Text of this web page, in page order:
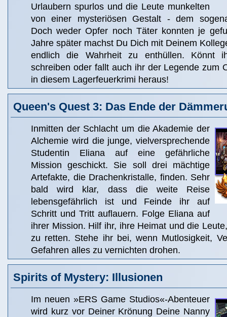
Urlaubern spurlos und die Leute munkelten
von einer mysteriösen Gestalt - dem
Doch weder Opfer noch Täter konnten je
Jahre später machst Du Dich mit Deinem
endlich die Wahrheit zu enthüllen. Könnt
schreiben oder fallt auch ihr der Legende zum
in diesem Lagerfeuerkrimi heraus!
Queen's Quest 3: Das Ende der
Inmitten der Schlacht um die Akademie der
Alchemie wird die junge, vielversprechende
Studentin Eliana auf eine gefährliche
Mission geschickt. Sie soll drei mächtige
Artefakte, die Drachenkristalle, finden. Sehr
bald wird klar, dass die weite Reise
lebensgefährlich ist und Feinde ihr auf
Schritt und Tritt auflauern. Folge Eliana auf
ihrer Mission. Hilf ihr, ihre Heimat und die
zu retten. Stehe ihr bei, wenn Mutlosigkeit,
Gefahren alles zu vernichten drohen.
Spirits of Mystery: Illusionen
Im neuen »ERS Game Studios«-Abenteuer
wird kurz vor Deiner Krönung Deine Nanny